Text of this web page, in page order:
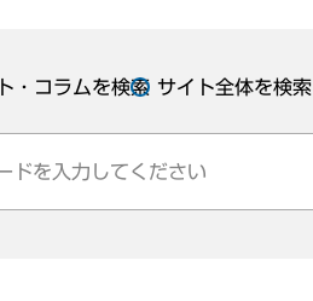
・コラムを検索 サイト全体を検索